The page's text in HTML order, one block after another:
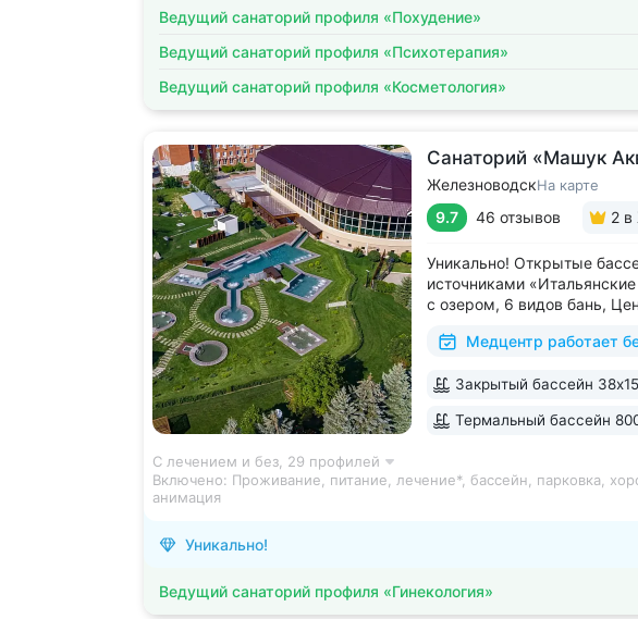
Ведущий санаторий профиля «Похудение»
Ведущий санаторий профиля «Психотерапия»
Ведущий санаторий профиля «Косметология»
Санаторий «Машук
ЖелезноводскНа карте
9.7 46 отзывов 2 в
Уникально! Открытые
источниками
с озером, 6 видов бань,
зал, 24 программы
Кавказа» • Расположен в
Медцентр работает
Закрытый бассейн
Термальный бассейн
С лечением и без, 29 профилей
Включено: Проживание, питание, лечение*, бассейн, парковка,
анимация
Уникально!
Ведущий санаторий профиля «Гинекология»